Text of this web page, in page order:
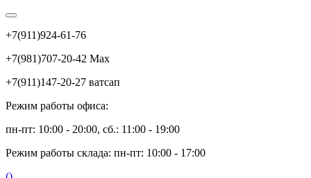
+7(911)924-61-76
+7(981)707-20-42 Max
+7(911)147-20-27 ватсап
Режим работы офиса:
пн-пт: 10:00 - 20:00, сб.: 11:00 - 19:00
Режим работы склада: пн-пт: 10:00 - 17:00